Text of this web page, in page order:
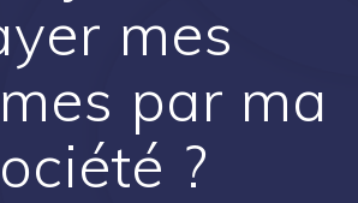
mes
par ma
?